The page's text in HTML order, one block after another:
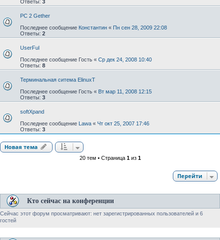
Ответы: 3
PC 2 Gether
Последнее сообщение Константин « Пн сен 28, 2009 22:08
Ответы: 2
UserFul
Последнее сообщение Гость « Ср дек 24, 2008 10:40
Ответы: 8
Терминальная ситема ElinuxT
Последнее сообщение Гость « Вт мар 11, 2008 12:15
Ответы: 3
softXpand
Последнее сообщение Lawa « Чт окт 25, 2007 17:46
Ответы: 3
Новая тема
20 тем • Страница 1из 1
Перейти
Кто сейчас на конференции
Сейчас этот форум просматривают: нет зарегистрированных пользователей и 6
гостей